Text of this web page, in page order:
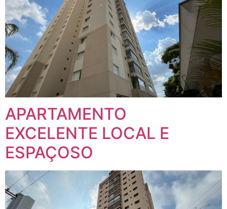
APARTAMENTO
EXCELENTE LOCAL E
ESPAÇOSO